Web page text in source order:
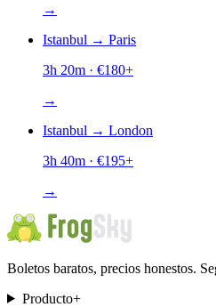
→
Istanbul → Paris
3h 20m · €180+
→
Istanbul → London
3h 40m · €195+
→
Boletos baratos, precios honestos.
Producto+